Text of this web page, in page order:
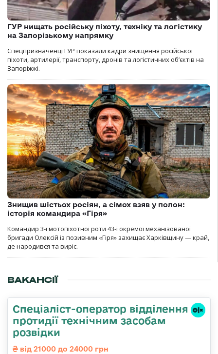
ГУР нищать російську піхоту, техніку та логістику
на Запорізькому напрямку
Спецпризначенці ГУР показали кадри знищення російської
піхоти, артилерії, транспорту, дронів та логістичних об’єктів на
Запоріжжі.
Знищив шістьох росіян, а сімох взяв у полон:
історія командира «Гіря»
Командир 3-ї мотопіхотної роти 43-ї окремої механізованої
бригади Олексій із позивним «Гіря» захищає Харківщину — край,
де народився та виріс.
ВАКАНСІЇ
Спеціаліст-оператор відділення
протидії технічним засобам
розвідки
від 21000 до 24000 грн